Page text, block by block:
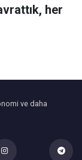
her
ve daha